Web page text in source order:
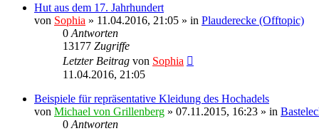
Hut aus dem 17. Jahrhundert
von Sophia » 11.04.2016, 21:05 » in Plauderecke (Offtopic)
0 Antworten
13177 Zugriffe
Letzter Beitrag von Sophia
11.04.2016, 21:05
Beispiele für repräsentative Kleidung des Hochadels
von Michael von Grillenberg » 07.11.2015, 16:23 » in
0 Antworten